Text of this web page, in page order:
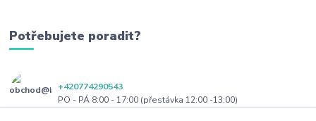
Potřebujete poradit?
+420774290543
PO - PÁ 8:00 - 17:00 (přestávka 12:00 -13:00)